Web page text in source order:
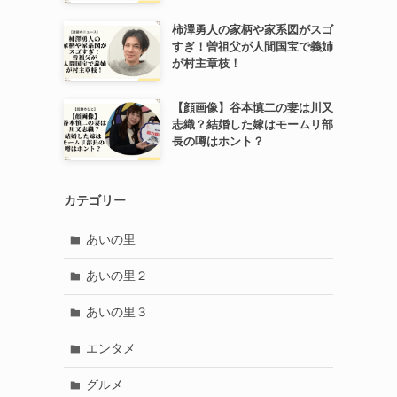
柿澤勇人の家柄や家系図がスゴ
すぎ！曽祖父が人間国宝で義姉
が村主章枝！
【顔画像】谷本慎二の妻は川又
志織？結婚した嫁はモームリ部
長の噂はホント？
カテゴリー
あいの里
あいの里２
あいの里３
エンタメ
グルメ